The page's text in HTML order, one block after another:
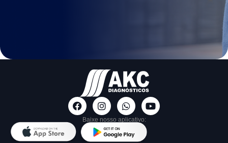
Baixe nosso aplicativo: